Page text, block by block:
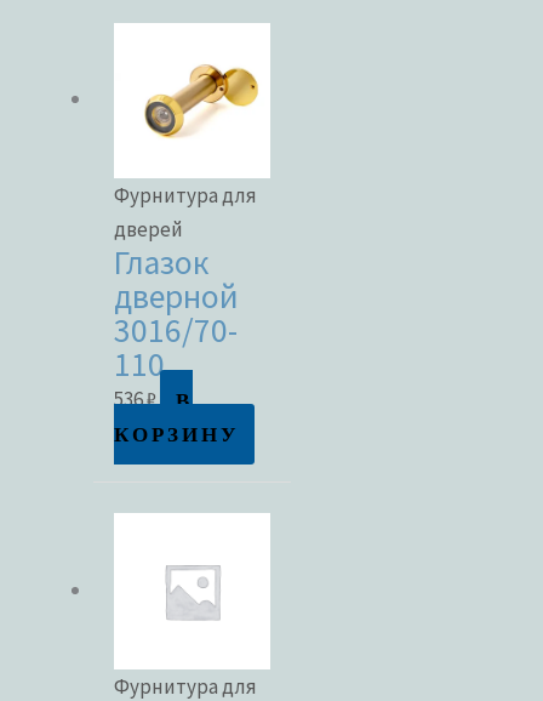
Фурнитура для
дверей
Глазок
дверной
3016/70-
110
536₽
В
КОРЗИНУ
Фурнитура для